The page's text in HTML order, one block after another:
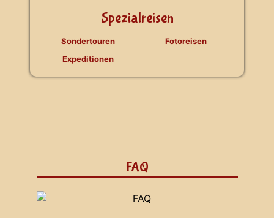
Spezialreisen
Sondertouren
Expeditionen
Fotoreisen
FAQ